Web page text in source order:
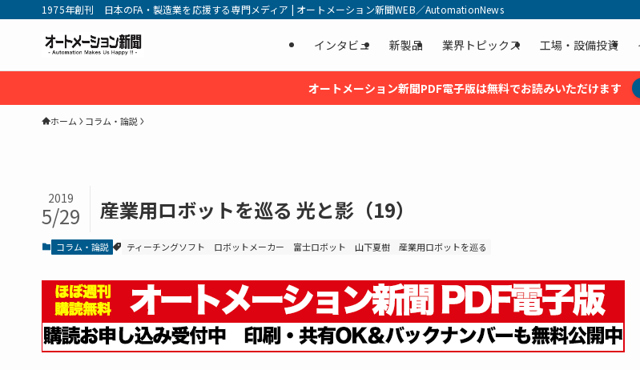
1975年創刊 日本のFA・製造業を応援する専門メディア | オートメーション新聞WEB／AutomationNews
インタビュ 新製品 業界トピックス 工場・設備投資
オートメーション新聞PDF電子版は無料でお読みいただけます
ホーム コラム・論説
産業用ロボットを巡る 光と影（19）
2019
5/29
コラム・論説 ティーチングソフト ロボットメーカー 富士ロボット 山下夏樹 産業用ロボットを巡る